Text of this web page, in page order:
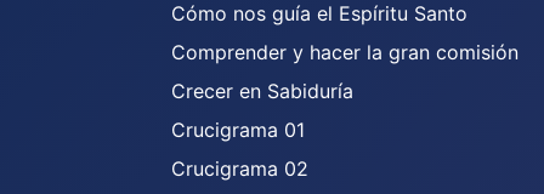
Cómo nos guía el Espíritu Santo
Comprender y hacer la gran comisión
Crecer en Sabiduría
Crucigrama 01
Crucigrama 02